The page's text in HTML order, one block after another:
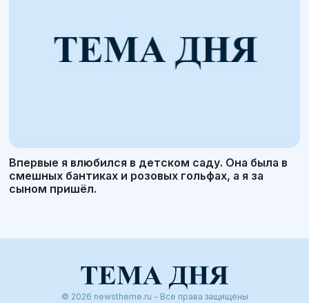
Впервые я влюбился в детском саду. Она была в
смешных бантиках и розовых гольфах, а я за
сыном пришёл.
© 2026 newstheme.ru - Все права защищены